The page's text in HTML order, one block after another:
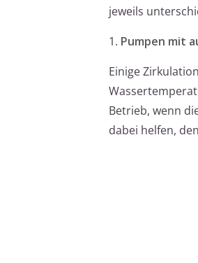
jeweils
1. Pumpen mit
Einige
Betrieb, wenn
dabei helfen,